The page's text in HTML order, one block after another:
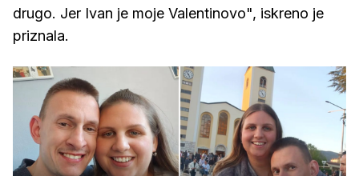
drugo. Jer Ivan je moje Valentinovo", iskreno je
priznala.